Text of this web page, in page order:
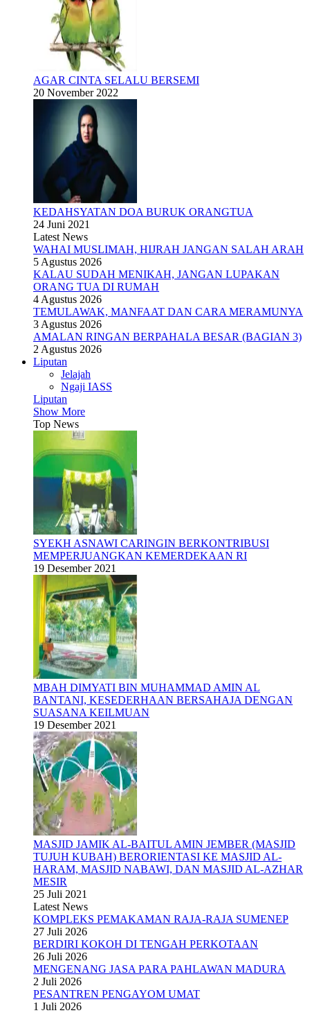
AGAR CINTA SELALU BERSEMI
20 November 2022
KEDAHSYATAN DOA BURUK ORANGTUA
24 Juni 2021
Latest News
WAHAI MUSLIMAH, HIJRAH JANGAN SALAH ARAH
5 Agustus 2026
KALAU SUDAH MENIKAH, JANGAN LUPAKAN
ORANG TUA DI RUMAH
4 Agustus 2026
TEMULAWAK, MANFAAT DAN CARA MERAMUNYA
3 Agustus 2026
AMALAN RINGAN BERPAHALA BESAR (BAGIAN 3)
2 Agustus 2026
Liputan
Jelajah
Ngaji IASS
Liputan
Show More
Top News
SYEKH ASNAWI CARINGIN BERKONTRIBUSI
MEMPERJUANGKAN KEMERDEKAAN RI
19 Desember 2021
MBAH DIMYATI BIN MUHAMMAD AMIN AL
BANTANI, KESEDERHAAN BERSAHAJA DENGAN
SUASANA KEILMUAN
19 Desember 2021
MASJID JAMIK AL-BAITUL AMIN JEMBER (MASJID
TUJUH KUBAH) BERORIENTASI KE MASJID AL-
HARAM, MASJID NABAWI, DAN MASJID AL-AZHAR
MESIR
25 Juli 2021
Latest News
KOMPLEKS PEMAKAMAN RAJA-RAJA SUMENEP
27 Juli 2026
BERDIRI KOKOH DI TENGAH PERKOTAAN
26 Juli 2026
MENGENANG JASA PARA PAHLAWAN MADURA
2 Juli 2026
PESANTREN PENGAYOM UMAT
1 Juli 2026